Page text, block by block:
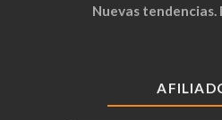
Nuevas